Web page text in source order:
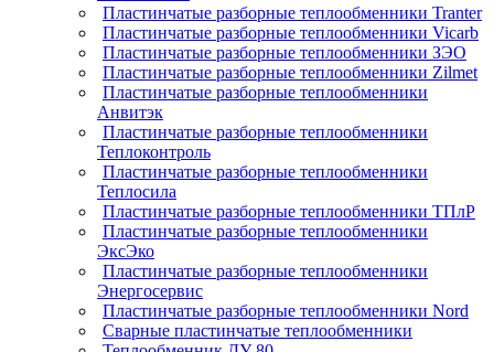
Пластинчатые разборные теплообменники Tranter
Пластинчатые разборные теплообменники Vicarb
Пластинчатые разборные теплообменники ЗЭО
Пластинчатые разборные теплообменники Zilmet
Пластинчатые разборные теплообменники
Анвитэк
Пластинчатые разборные теплообменники
Теплоконтроль
Пластинчатые разборные теплообменники
Теплосила
Пластинчатые разборные теплообменники ТПлР
Пластинчатые разборные теплообменники
ЭксЭко
Пластинчатые разборные теплообменники
Энергосервис
Пластинчатые разборные теплообменники Nord
Сварные пластинчатые теплообменники